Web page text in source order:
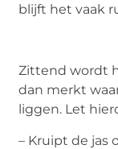
blijft het vaak
Zittend wordt
dan merkt
liggen. Let
– Kruipt de jas